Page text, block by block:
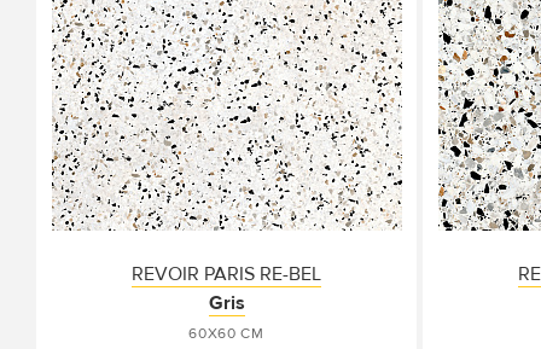
REVOIR PARIS RE-BEL
Gris
60X60 СМ